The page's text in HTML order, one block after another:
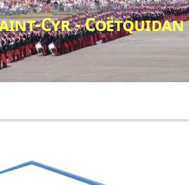
Cyr - Coëtquidan